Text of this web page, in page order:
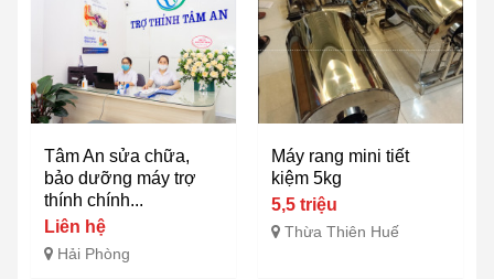
Tâm An sửa chữa,
bảo dưỡng máy trợ
thính chính...
Liên hệ
Hải Phòng
Máy rang mini tiết
kiệm 5kg
5,5 triệu
Thừa Thiên Huế